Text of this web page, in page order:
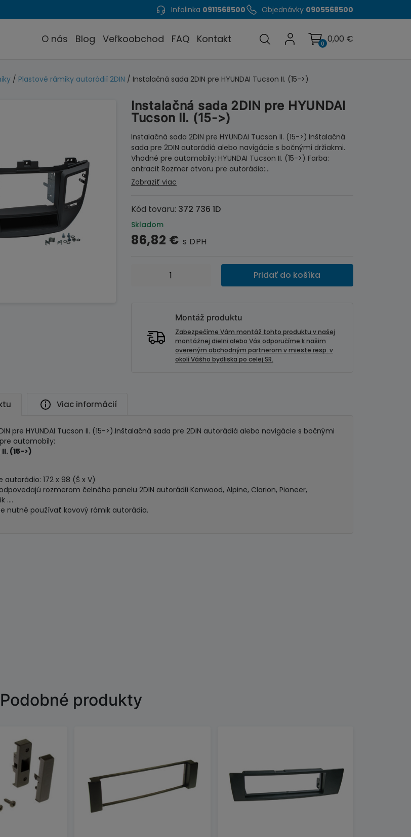
Infolinka 0911568500 Objednávky 0905568500
O nás Blog Veľkoobchod FAQ Kontakt 0 0,00 €
/ Plastové rámiky autorádií 2DIN / Instalačná sada 2DIN pre HYUNDAI Tucson II. (15->)
Instalačná sada 2DIN pre HYUNDAI
Tucson II. (15->)
Instalačná sada 2DIN pre HYUNDAI Tucson II. (15->).Inštalačná
sada pre 2DIN autorádiá alebo navigácie s bočnými držiakmi.
Vhodné pre automobily: HYUNDAI Tucson II. (15->) Farba:
antracit Rozmer otvoru pre autorádio:…
Zobraziť viac
Kód tovaru: 372 736 1D
Skladom
86,82 € s DPH
množstvo
Instalačná
HYUNDAI
Tucson
Pridať do košíka
Montáž produktu
Zabezpečíme Vám montáž tohto produktu v našej
montážnej dielni alebo Vás odporučíme k našim
overeným obchodným partnerom v mieste resp. v
okolí Vášho bydliska po celej SR.
Viac informácií
pre HYUNDAI Tucson II. (15->).Inštalačná sada pre 2DIN autorádiá alebo navigácie s bočnými
automobily:
(15->)
172 x 98 (Š x V)
rozmerom čelného panelu 2DIN autorádií Kenwood, Alpine, Clarion, Pioneer,
....
nutné používať kovový rámik autorádia.
Podobné produkty